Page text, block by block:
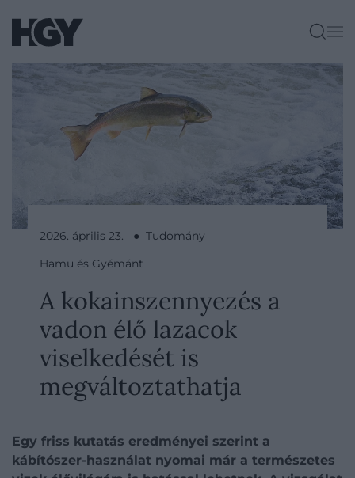
2026. április 23. ● Tudomány
Hamu és Gyémánt
A kokainszennyezés a
vadon élő lazacok
viselkedését is
megváltoztathatja
Egy friss kutatás eredményei szerint a
kábítószer-használat nyomai már a természetes